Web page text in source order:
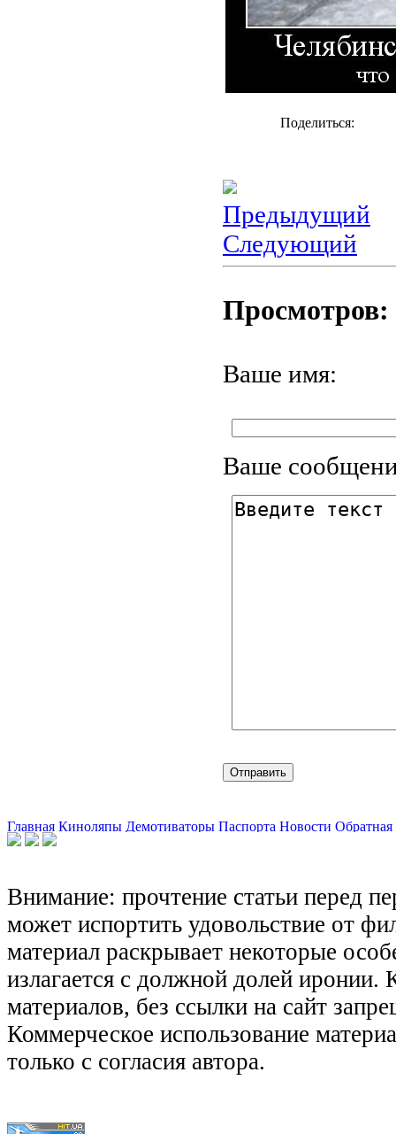
Поделиться:
Предыдущий
Следующий
Просмотров:
Ваше имя:
Ваше
Главная Киноляпы Демотиваторы Паспорта Новости Обратная
Внимание: прочтение статьи перед
может испортить удовольствие от
материал раскрывает некоторые
излагается с должной долей иронии.
материалов, без ссылки на сайт
Коммерческое использование
только с согласия автора.